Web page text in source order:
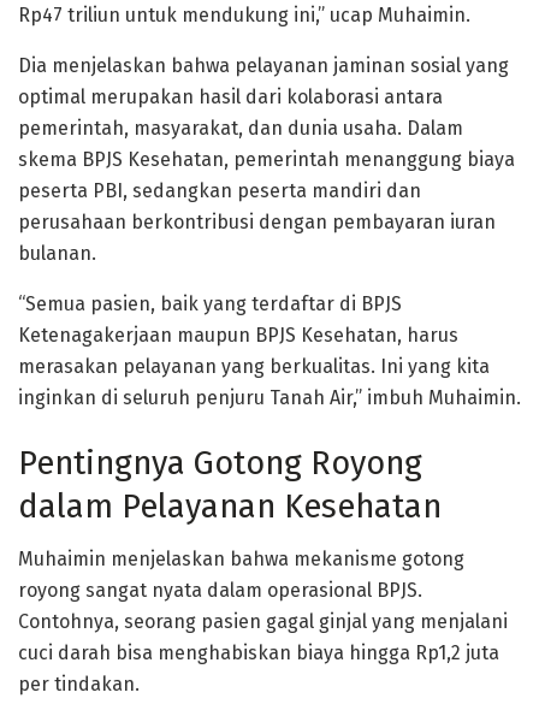
Rp47 triliun untuk mendukung ini,” ucap Muhaimin.
Dia menjelaskan bahwa pelayanan jaminan sosial yang
optimal merupakan hasil dari kolaborasi antara
pemerintah, masyarakat, dan dunia usaha. Dalam
skema BPJS Kesehatan, pemerintah menanggung biaya
peserta PBI, sedangkan peserta mandiri dan
perusahaan berkontribusi dengan pembayaran iuran
bulanan.
“Semua pasien, baik yang terdaftar di BPJS
Ketenagakerjaan maupun BPJS Kesehatan, harus
merasakan pelayanan yang berkualitas. Ini yang kita
inginkan di seluruh penjuru Tanah Air,” imbuh Muhaimin.
Pentingnya Gotong Royong
dalam Pelayanan Kesehatan
Muhaimin menjelaskan bahwa mekanisme gotong
royong sangat nyata dalam operasional BPJS.
Contohnya, seorang pasien gagal ginjal yang menjalani
cuci darah bisa menghabiskan biaya hingga Rp1,2 juta
per tindakan.